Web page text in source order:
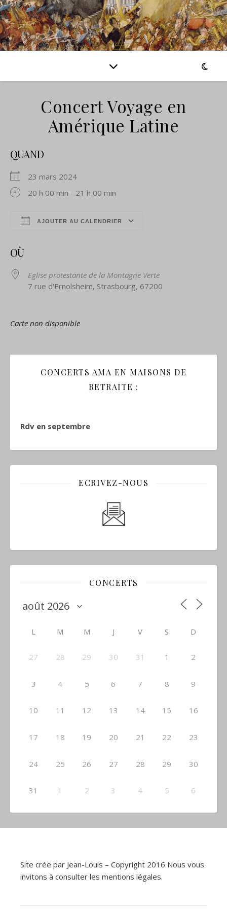
Concert Voyage en
Amérique Latine
QUAND
23 mars 2024
20 h 00 min - 21 h 00 min
AJOUTER AU CALENDRIER
OÙ
Eglise protestante de la Montagne Verte
7 rue d'Ernolsheim, Strasbourg, 67200
Carte non disponible
CONCERTS AMA EN MAISONS DE
RETRAITE :
Rdv en septembre
ECRIVEZ-NOUS
CONCERTS
L M M J V S D
27 28 29 30 31 1 2
3 4 5 6 7 8 9
10 11 12 13 14 15 16
17 18 19 20 21 22 23
24 25 26 27 28 29 30
31 1 2 3 4 5 6
Site crée par Jean-Louis – Copyright 2016 Nous vous
invitons à consulter les mentions légales.